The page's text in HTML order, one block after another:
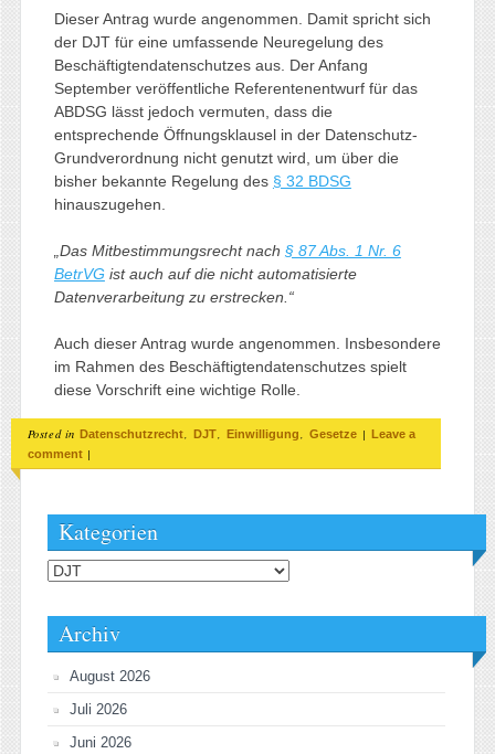
Dieser Antrag wurde angenommen. Damit spricht sich
der DJT für eine umfassende Neuregelung des
Beschäftigtendatenschutzes aus. Der Anfang
September veröffentliche Referentenentwurf für das
ABDSG lässt jedoch vermuten, dass die
entsprechende Öffnungsklausel in der Datenschutz-
Grundverordnung nicht genutzt wird, um über die
bisher bekannte Regelung des § 32 BDSG
hinauszugehen.
„Das Mitbestimmungsrecht nach § 87 Abs. 1 Nr. 6
BetrVG ist auch auf die nicht automatisierte
Datenverarbeitung zu erstrecken.“
Auch dieser Antrag wurde angenommen. Insbesondere
im Rahmen des Beschäftigtendatenschutzes spielt
diese Vorschrift eine wichtige Rolle.
Posted in Datenschutzrecht, DJT, Einwilligung, Gesetze |
Leave a
comment |
Kategorien
Kategorien
Archiv
August 2026
Juli 2026
Juni 2026